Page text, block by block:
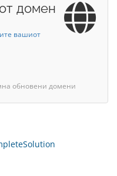
домен
вашиот
обновени домени